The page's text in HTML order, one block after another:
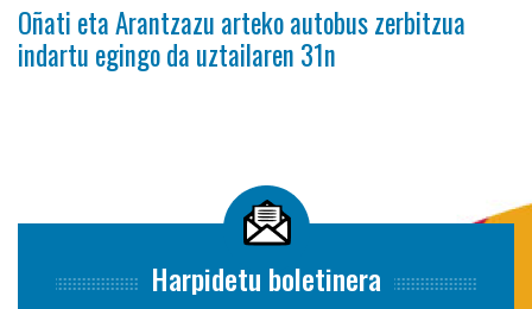
Oñati eta Arantzazu arteko autobus zerbitzua
indartu egingo da uztailaren 31n
Harpidetu boletinera